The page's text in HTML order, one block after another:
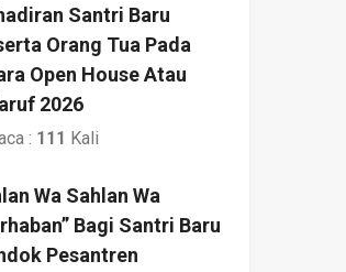
Santri Baru
Orang Tua Pada
Open House Atau
2026
: 111 Kali
Wa Sahlan Wa
Bagi Santri Baru
Pesantren